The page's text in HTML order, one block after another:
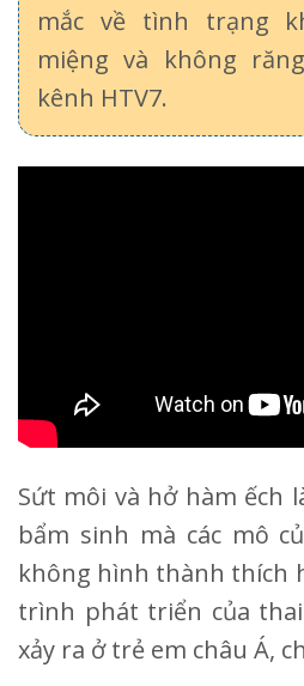
mắc về tình trạng
miệng và không
kênh HTV7.
Sứt môi và hở hàm ếch
bẩm sinh mà các mô
không hình thành thích
trình phát triển của
xảy ra ở trẻ em châu Á,